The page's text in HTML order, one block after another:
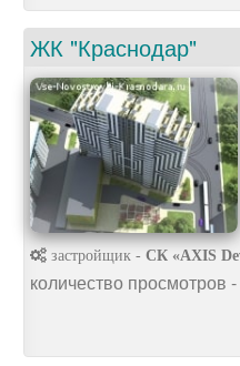
ЖК "Краснодар"
застройщик - СК «AXIS
количество просмотров